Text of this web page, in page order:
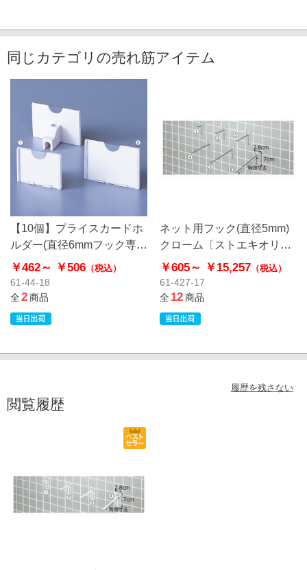
同じカテゴリの売れ筋アイテム
【10個】プライスカードホ
ルダー(直径6mmフック専
用)〔ストエキオリジナル〕
￥462～ ￥506 （税込）
61-44-18
全2商品
ネット用フック(直径5mm)
クローム〔ストエキオリジ
ナル〕
￥605～ ￥15,257（税込）
61-427-17
全12商品
履歴を残さない
閲覧履歴